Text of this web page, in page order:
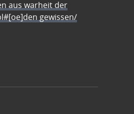
aus warheit der
gewissen/